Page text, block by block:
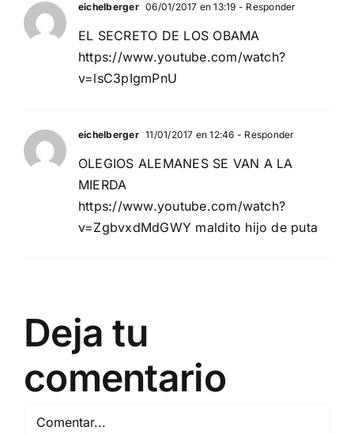
eichelberger 06/01/2017 en 13:19 - Responder
EL SECRETO DE LOS OBAMA
https://www.youtube.com/watch?
v=lsC3pIgmPnU
eichelberger 11/01/2017 en 12:46 - Responder
OLEGIOS ALEMANES SE VAN A LA
MIERDA
https://www.youtube.com/watch?
v=ZgbvxdMdGWY maldito hijo de puta
Deja tu
comentario
Comentar